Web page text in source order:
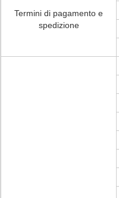
Termini di pagamento e
spedizione